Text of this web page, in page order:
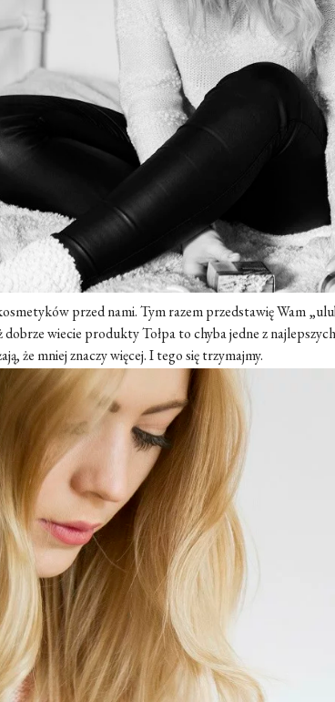
przed nami. Tym razem przedstawię Wam
dobrze wiecie produkty Tołpa to chyba jedne z
że mniej znaczy więcej. I tego się trzymajmy.